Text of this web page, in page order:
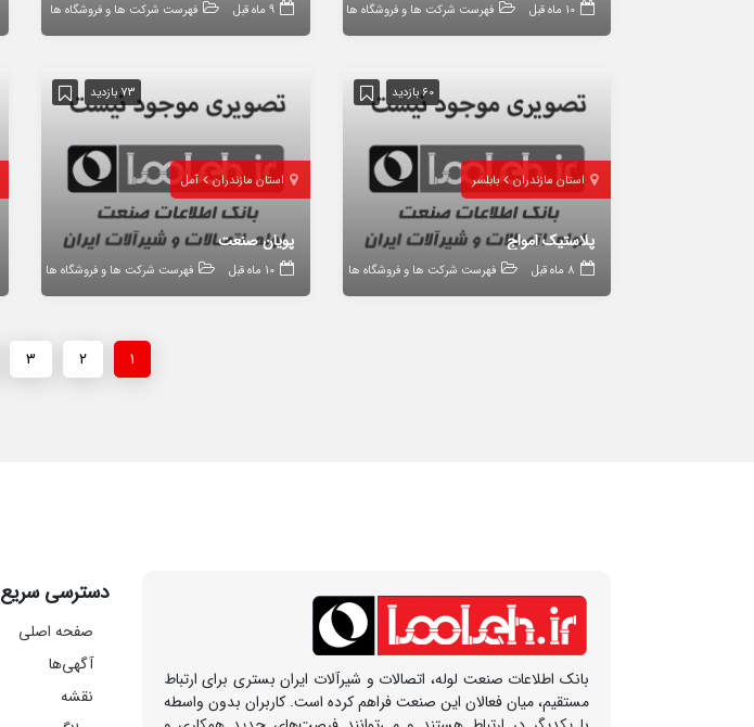
10 ماه قبل فهرست شرکت ها و فروشگاه ها 9 ماه قبل فهرست شرکت ها و فروشگاه ها
60 بازدید
استان مازندران بابلسر
پلاستیک امواج
8 ماه قبل فهرست شرکت ها و فروشگاه ها
73 بازدید
استان مازندران آمل
پویان صنعت
10 ماه قبل فهرست شرکت ها و فروشگاه ها
۱ ۲ ۳
بانک اطلاعات صنعت لوله، اتصالات و شیرآلات ایران بستری برای ارتباط
مستقیم، میان فعالان این صنعت فراهم کرده است. کاربران بدون واسطه
دسترسی سریع
صفحه اصلی
آگهی‌ها
نقشه